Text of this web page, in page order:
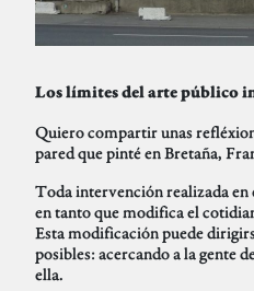
Los límites del arte público
Quiero compartir unas
pared que pinté en Bretaña,
Toda intervención realizada en
en tanto que modifica el
Esta modificación puede
posibles: acercando a la gente
ella.